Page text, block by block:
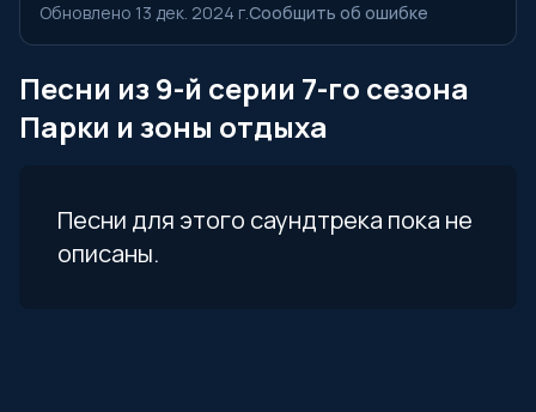
Обновлено 13 дек. 2024 г.Сообщить об ошибке
Песни из 9-й серии 7-го сезона
Парки и зоны отдыха
Песни для этого саундтрека пока не
описаны.